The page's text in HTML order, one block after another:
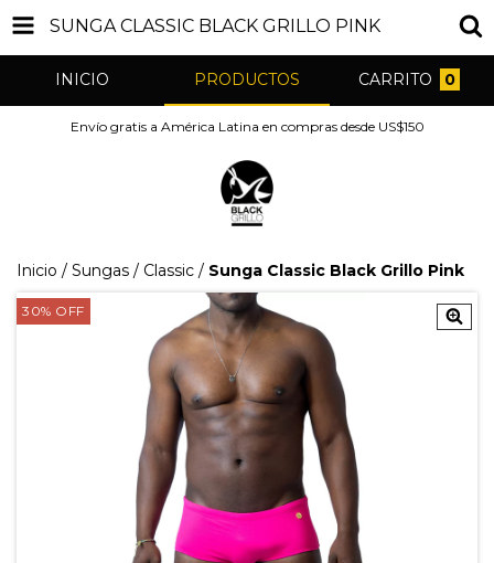
SUNGA CLASSIC BLACK GRILLO PINK
INICIO PRODUCTOS CARRITO 0
Envío gratis a América Latina en compras desde US$150
Inicio / Sungas / Classic / Sunga Classic Black Grillo Pink
30% OFF